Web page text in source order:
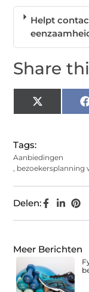
Helpt
Share
X
(Twitter)
Tags:
Aanbiedingen
, bezoekersplanning
Delen:
Meer Berichten